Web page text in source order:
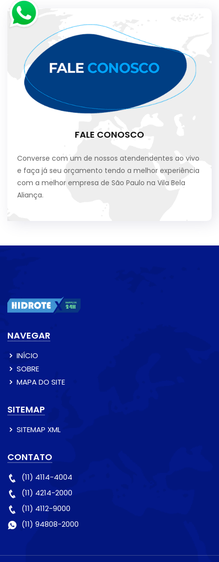
FALE CONOSCO
Converse com um de nossos atendendentes ao vivo
e faça já seu orçamento tendo a melhor experiência
com a melhor empresa de São Paulo na Vila Bela
Aliança.
NAVEGAR
INÍCIO
SOBRE
MAPA DO SITE
SITEMAP
SITEMAP XML
CONTATO
(11) 4114-4004
(11) 4214-2000
(11) 4112-9000
(11) 94808-2000